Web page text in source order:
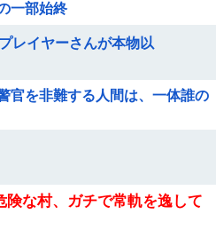
一部始終
レイヤーさんが本物以
官を非難する人間は、一体誰の
険な村、ガチで常軌を逸して